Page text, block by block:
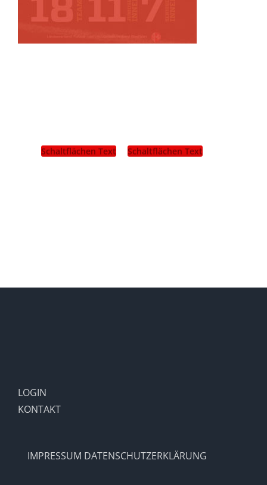
Schaltflächen Text Schaltflächen Text
LOGIN
KONTAKT
IMPRESSUM DATENSCHUTZERKLÄRUNG